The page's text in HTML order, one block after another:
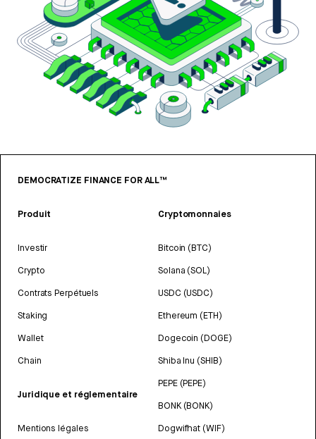
DEMOCRATIZE FINANCE FOR ALL™
Produit
Investir
Crypto
Contrats Perpétuels
Staking
Wallet
Chain
Juridique et réglementaire
Mentions légales
Cryptomonnaies
Bitcoin (BTC)
Solana (SOL)
USDC (USDC)
Ethereum (ETH)
Dogecoin (DOGE)
Shiba Inu (SHIB)
PEPE (PEPE)
BONK (BONK)
Dogwifhat (WIF)